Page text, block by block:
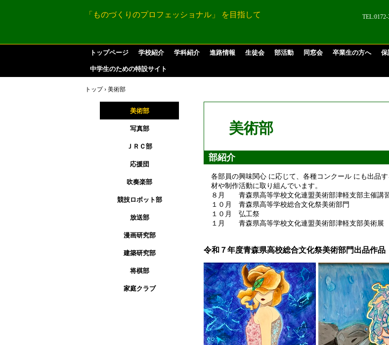
「ものづくりのプロフェッショナル」 を目指して
トップページ 学校紹介 学科紹介 進路情報 生徒会 部活動 同窓会 卒業生の方へ 保
中学生のための特設サイト
トップ › 美術部
美術部
部紹介
各部員の興味関心 に応じて、各種コンクール にも出品
材や制作活動に取り組んでいます。
８月 青森県高等学校文化連盟美術部津軽支部主催講
１０月 青森県高等学校総合文化祭美術部門
１０月 弘工祭
１月 青森県高等学校文化連盟美術部津軽支部美術展
令和７年度青森県高校総合文化祭美術部門出品作品
美術部
写真部
ＪＲＣ部
応援団
吹奏楽部
競技ロボット部
放送部
漫画研究部
建築研究部
将棋部
家庭クラブ